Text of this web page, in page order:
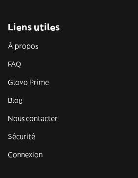
Liens utiles
À propos
FAQ
Glovo Prime
Blog
Nous contacter
Sécurité
Connexion